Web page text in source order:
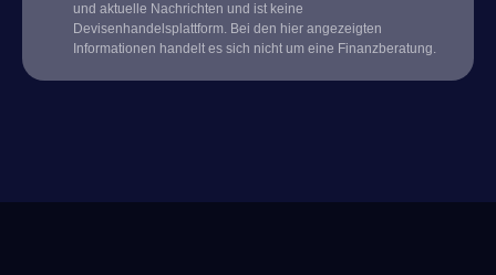
und aktuelle Nachrichten und ist keine
Devisenhandelsplattform. Bei den hier angezeigten
Informationen handelt es sich nicht um eine Finanzberatung.